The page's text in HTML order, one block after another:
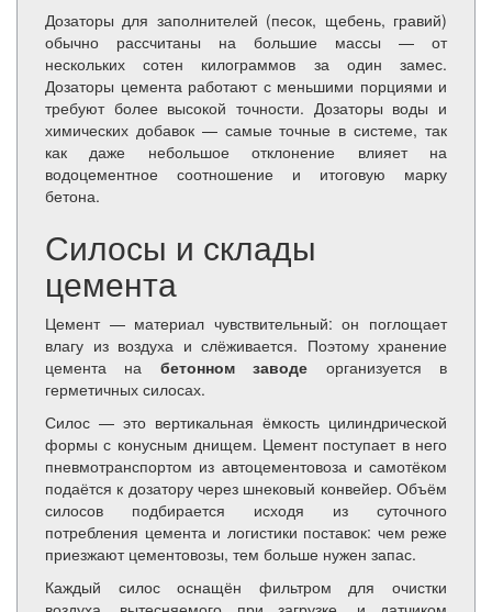
Дозаторы для заполнителей (песок, щебень, гравий)
обычно рассчитаны на большие массы — от
нескольких сотен килограммов за один замес.
Дозаторы цемента работают с меньшими порциями и
требуют более высокой точности. Дозаторы воды и
химических добавок — самые точные в системе, так
как даже небольшое отклонение влияет на
водоцементное соотношение и итоговую марку
бетона.
Силосы и склады
цемента
Цемент — материал чувствительный: он поглощает
влагу из воздуха и слёживается. Поэтому хранение
цемента на бетонном заводе организуется в
герметичных силосах.
Силос — это вертикальная ёмкость цилиндрической
формы с конусным днищем. Цемент поступает в него
пневмотранспортом из автоцементовоза и самотёком
подаётся к дозатору через шнековый конвейер. Объём
силосов подбирается исходя из суточного
потребления цемента и логистики поставок: чем реже
приезжают цементовозы, тем больше нужен запас.
Каждый силос оснащён фильтром для очистки